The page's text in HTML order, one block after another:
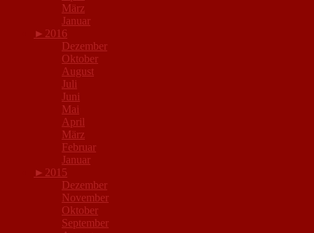
März
Januar
► 2016
Dezember
Oktober
August
Juli
Juni
Mai
April
März
Februar
Januar
► 2015
Dezember
November
Oktober
September